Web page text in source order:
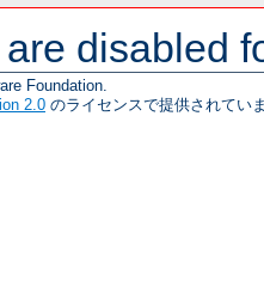
disabled
Foundation.
2.0 のライセンスで提供されてい